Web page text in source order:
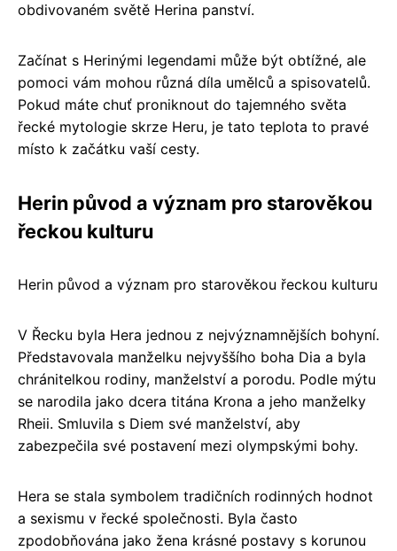
obdivovaném světě Herina panství.
Začínat s Herinými legendami může být obtížné, ale
pomoci vám mohou různá díla umělců a spisovatelů.
Pokud máte chuť proniknout do tajemného světa
řecké mytologie skrze Heru, je tato teplota to pravé
místo k začátku vaší cesty.
Herin původ a význam pro starověkou
řeckou kulturu
Herin původ a význam pro starověkou řeckou kulturu
V Řecku byla Hera jednou z nejvýznamnějších bohyní.
Představovala manželku nejvyššího boha Dia a byla
chránitelkou rodiny, manželství a porodu. Podle mýtu
se narodila jako dcera titána Krona a jeho manželky
Rheii. Smluvila s Diem své manželství, aby
zabezpečila své postavení mezi olympskými bohy.
Hera se stala symbolem tradičních rodinných hodnot
a sexismu v řecké společnosti. Byla často
zpodobňována jako žena krásné postavy s korunou